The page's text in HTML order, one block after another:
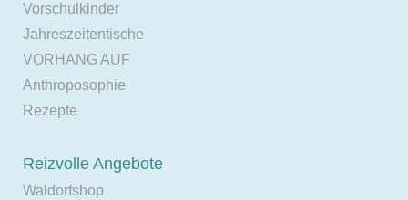
Vorschulkinder
Jahreszeitentische
VORHANG AUF
Anthroposophie
Rezepte
Reizvolle Angebote
Waldorfshop